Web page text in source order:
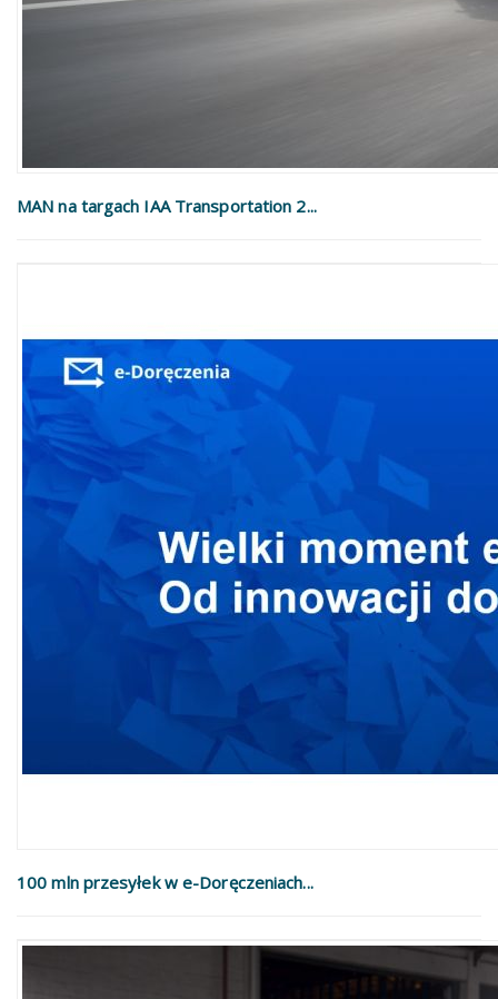
MAN na targach IAA Transportation 2...
100 mln przesyłek w e-Doręczeniach...